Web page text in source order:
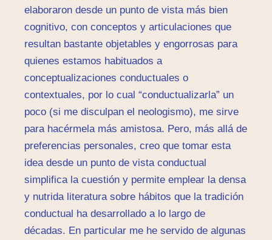
elaboraron desde un punto de vista más bien
cognitivo, con conceptos y articulaciones que
resultan bastante objetables y engorrosas para
quienes estamos habituados a
conceptualizaciones conductuales o
contextuales, por lo cual “conductualizarla” un
poco (si me disculpan el neologismo), me sirve
para hacérmela más amistosa. Pero, más allá de
preferencias personales, creo que tomar esta
idea desde un punto de vista conductual
simplifica la cuestión y permite emplear la densa
y nutrida literatura sobre hábitos que la tradición
conductual ha desarrollado a lo largo de
décadas. En particular me he servido de algunas